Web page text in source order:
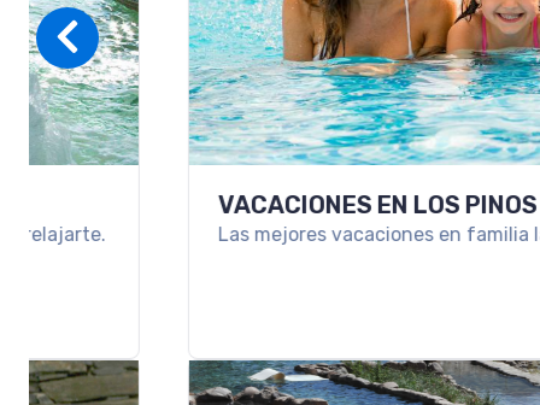
VACACIONES EN LOS PINOS RESORT &
Las mejores vacaciones en familia las vivís en Los